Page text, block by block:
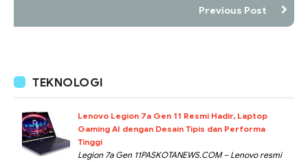
Previous Post
TEKNOLOGI
Lenovo Legion 7a Gen 11 Resmi Hadir, Laptop
Gaming AI dengan Desain Tipis dan Performa
Tinggi
Legion 7a Gen 11PASKOTANEWS.COM – Lenovo resmi